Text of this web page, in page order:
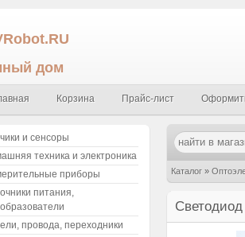
дом
Корзина Прайс-лист
Каталог »
и сенсоры
техника и электроника
приборы
питания,
провода, переходники